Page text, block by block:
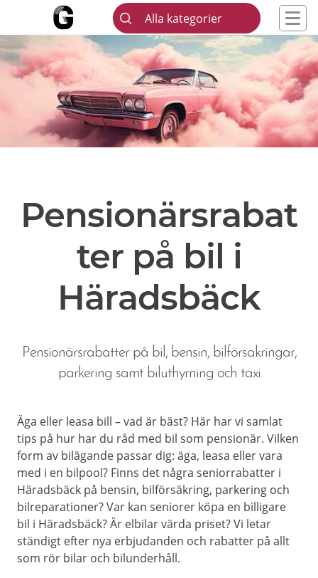
Alla kategorier
Pensionärsrabat
ter på bil i
Häradsbäck
Pensionärsrabatter på bil, bensin, bilförsakringar,
parkering samt biluthyrning och taxi
Äga eller leasa bill – vad är bäst? Här har vi samlat
tips på hur har du råd med bil som pensionär. Vilken
form av bilägande passar dig: äga, leasa eller vara
med i en bilpool? Finns det några seniorrabatter i
Häradsbäck på bensin, bilförsäkring, parkering och
bilreparationer? Var kan seniorer köpa en billigare
bil i Häradsbäck? Är elbilar värda priset? Vi letar
ständigt efter nya erbjudanden och rabatter på allt
som rör bilar och bilunderhåll.